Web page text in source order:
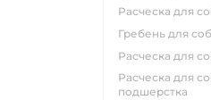
расческа для
гребень для
расческа для
расческа для собак для вычесывания
подшерстка